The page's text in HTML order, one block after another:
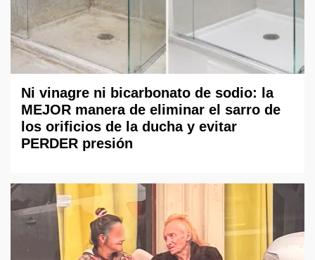
Ni vinagre ni bicarbonato de sodio: la
MEJOR manera de eliminar el sarro de
los orificios de la ducha y evitar
PERDER presión